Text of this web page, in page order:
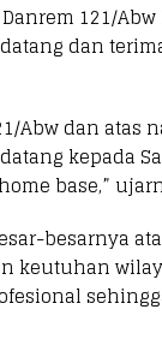
121/Abw
dan
Abw dan atas
kepada
base,”
besarnya
keutuhan